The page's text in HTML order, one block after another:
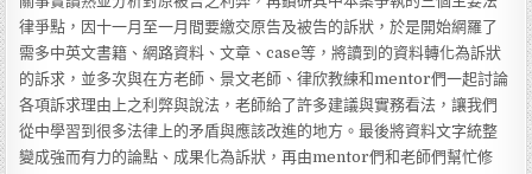
律爭點，因十一月至一月間要繳交原告及被告的訴狀，於是開始網羅了
需多中英文書籍、網路資料、文章、case等，將讀到的資料轉化為訴狀
的訴求，並多次與在方老師、景文老師、律欣教練和mentor們一起討論
各項訴求理由上之利弊與說法，老師給了許多建議與實務看法，讓我們
從中學習到很多法律上的矛盾與應該改進的地方。最後將資料文字統整
變成強而有力的論點、成果化為訴狀，再由mentor們和老師們幫忙修